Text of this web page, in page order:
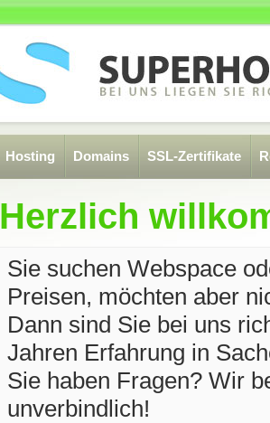
Hosting Domains SSL-Zertifikate
Herzlich
Sie suchen Webspace
Preisen, möchten aber
Dann sind Sie bei uns
Jahren Erfahrung in
Sie haben Fragen? Wir
unverbindlich!